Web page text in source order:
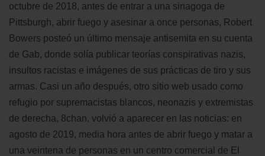
octubre de 2018, antes de entrar a una sinagoga de
Pittsburgh, abrir fuego y asesinar a once personas, Robert
Bowers posteó un último mensaje antisemita en su cuenta
de Gab, donde solía publicar teorías conspirativas nazis,
insultos racistas e imágenes de sus prácticas de tiro y sus
armas. Casi un año después, otro sitio web usado como
refugio por supremacistas blancos, neonazis y extremistas
de derecha, 8chan, volvió a aparecer en las noticias: en
agosto de 2019, media hora antes de abrir fuego y matar a
una veintena de personas en un centro comercial de El